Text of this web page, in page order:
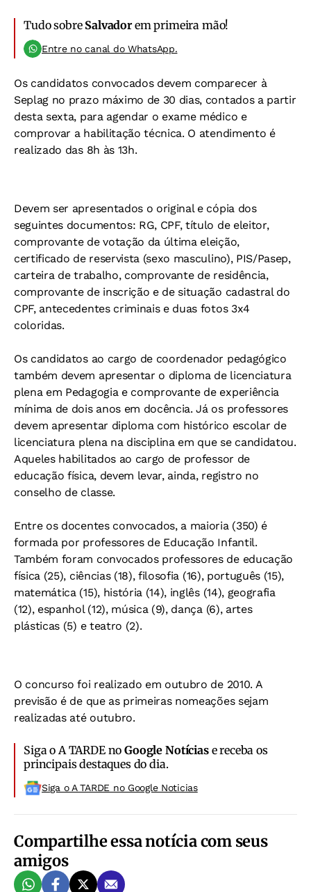
Tudo sobre Salvadorem primeira mão!
Entre no canal do WhatsApp.
Os candidatos convocados devem comparecer à
Seplag no prazo máximo de 30 dias, contados a partir
desta sexta, para agendar o exame médico e
comprovar a habilitação técnica. O atendimento é
realizado das 8h às 13h.
Devem ser apresentados o original e cópia dos
seguintes documentos: RG, CPF, título de eleitor,
comprovante de votação da última eleição,
certificado de reservista (sexo masculino), PIS/Pasep,
carteira de trabalho, comprovante de residência,
comprovante de inscrição e de situação cadastral do
CPF, antecedentes criminais e duas fotos 3x4
coloridas.
Os candidatos ao cargo de coordenador pedagógico
também devem apresentar o diploma de licenciatura
plena em Pedagogia e comprovante de experiência
mínima de dois anos em docência. Já os professores
devem apresentar diploma com histórico escolar de
licenciatura plena na disciplina em que se candidatou.
Aqueles habilitados ao cargo de professor de
educação física, devem levar, ainda, registro no
conselho de classe.
Entre os docentes convocados, a maioria (350) é
formada por professores de Educação Infantil.
Também foram convocados professores de educação
física (25), ciências (18), filosofia (16), português (15),
matemática (15), história (14), inglês (14), geografia
(12), espanhol (12), música (9), dança (6), artes
plásticas (5) e teatro (2).
O concurso foi realizado em outubro de 2010. A
previsão é de que as primeiras nomeações sejam
realizadas até outubro.
Siga o A TARDE noGoogle Notíciase receba os
principais destaques do dia.
Siga o A TARDE no Google Noticias
Compartilhe essa notícia com seus
amigos